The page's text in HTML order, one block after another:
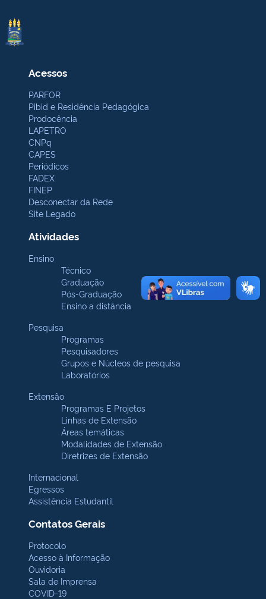
Acessos
PARFOR
Pibid e Residência Pedagógica
Prodocência
LAPETRO
CNPq
CAPES
Periódicos
FADEX
FINEP
Desconectar da Rede
Site Legado
Atividades
Ensino
Técnico
Graduação
Pós-Graduação
Ensino a distância
Pesquisa
Programas
Pesquisadores
Grupos e Núcleos de pesquisa
Laboratórios
Extensão
Programas E Projetos
Linhas de Extensão
Áreas temáticas
Modalidades de Extensão
Diretrizes de Extensão
Internacional
Egressos
Assistência Estudantil
Contatos Gerais
Protocolo
Acesso à Informação
Ouvidoria
Sala de Imprensa
COVID-19